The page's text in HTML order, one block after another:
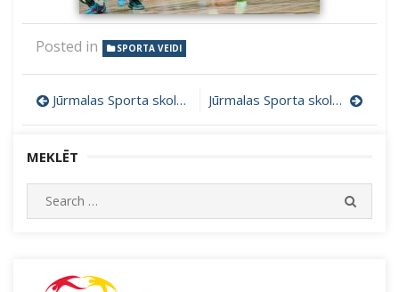
Posted in SPORTA VEIDI
Ziņu
izvēlne
Jūrmalas Sporta skolas U16 meitenes izcīna LJBL bronzas medaļas Jūrmalas Sporta skolas U17 meitenēm – LJBL sudraba medaļas
MEKLĒT
Search
for: